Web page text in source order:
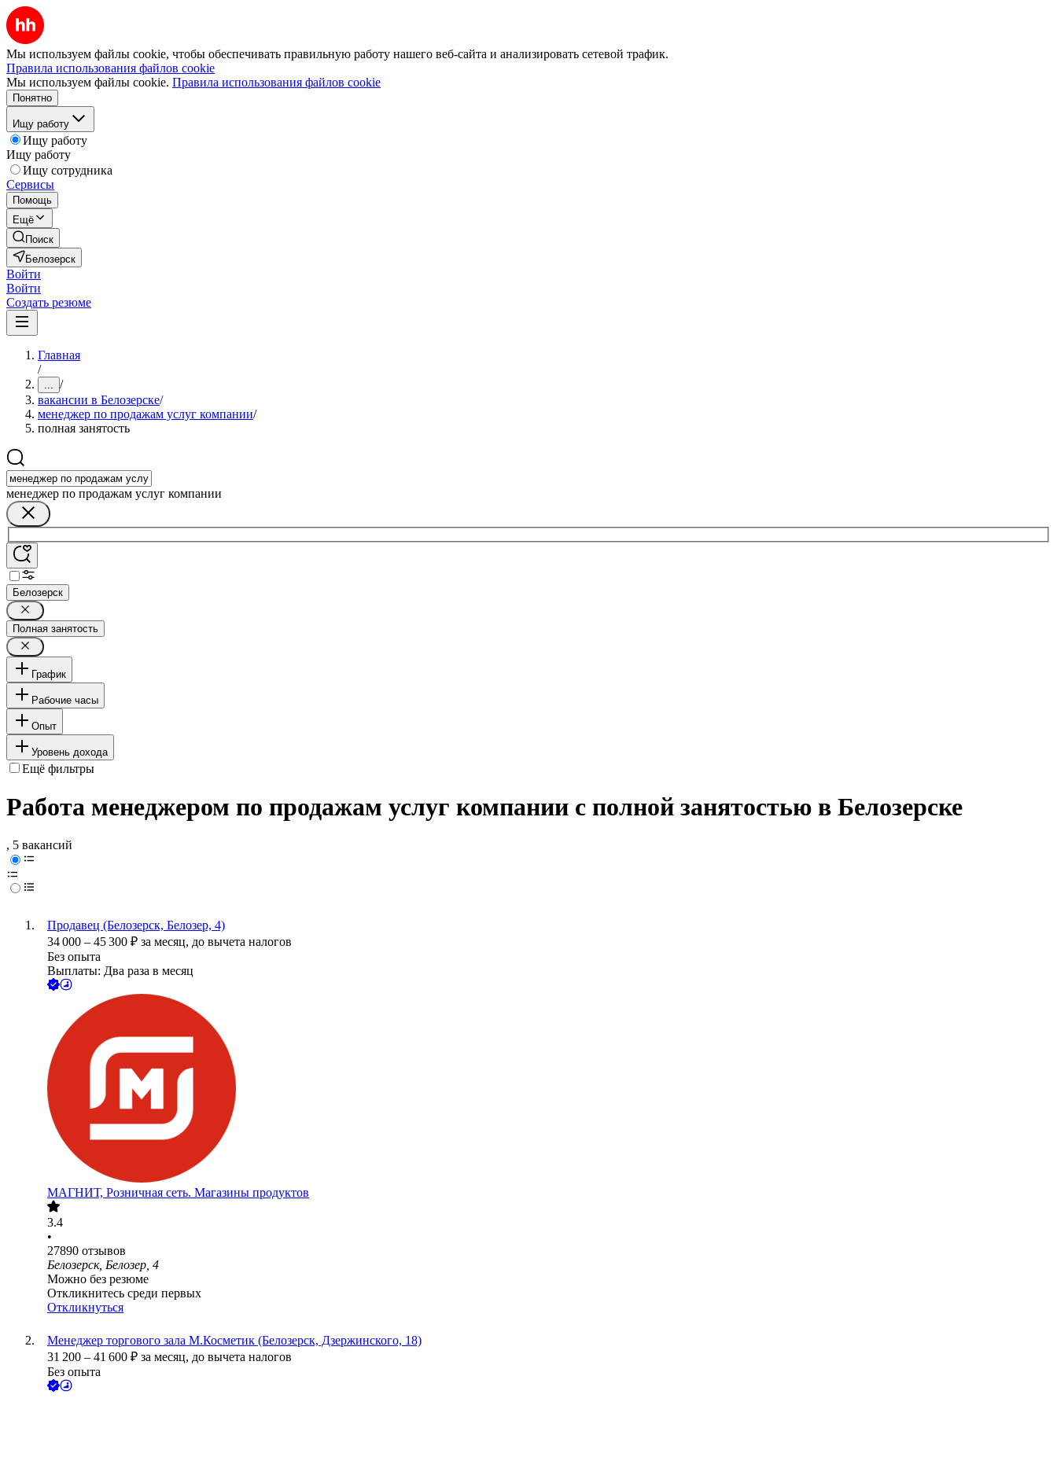
Мы используем файлы cookie, чтобы обеспечивать правильную работу нашего веб-сайта и анализировать сетевой трафик.
Правила использования файлов cookie
Мы используем файлы cookie. Правила использования файлов cookie
Понятно
Ищу работу
Ищу работу
Ищу работу
Ищу сотрудника
Сервисы
Помощь
Ещё
Поиск
Белозерск
Войти
Войти
Создать резюме
Главная
/
... /
вакансии в Белозерске/
менеджер по продажам услуг компании/
полная занятость
менеджер по продажам услуг компании
Белозерск
Полная занятость
График
Рабочие часы
Опыт
Уровень дохода
Ещё фильтры
Работа менеджером по продажам услуг компании с полной занятостью в Белозерске
, 5 вакансий
Продавец (Белозерск, Белозер, 4)
34 000 – 45 300 ₽ за месяц, до вычета налогов
Без опыта
Выплаты: Два раза в месяц
МАГНИТ, Розничная сеть. Магазины продуктов
3.4
•
27890 отзывов
Белозерск, Белозер, 4
Можно без резюме
Откликнитесь среди первых
Откликнуться
Менеджер торгового зала М.Косметик (Белозерск, Дзержинского, 18)
31 200 – 41 600 ₽ за месяц, до вычета налогов
Без опыта